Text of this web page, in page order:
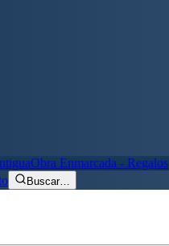
Obra Enmarcada - Regalos
Buscar…